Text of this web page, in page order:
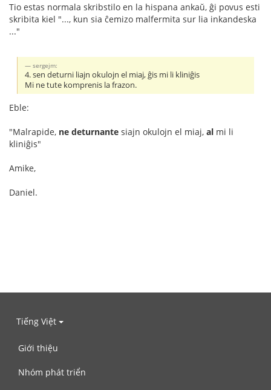
Tio estas normala skribstilo en la hispana ankaŭ, ĝi povus esti
skribita kiel "..., kun sia ĉemizo malfermita sur lia inkandeska
..."
sergejm:
4. sen deturni liajn okulojn el miaj, ĝis mi li kliniĝis
Mi ne tute komprenis la frazon.
Eble:
"Malrapide, ne deturnante siajn okulojn el miaj, al mi li
kliniĝis"
Amike,
Daniel.
Tiếng Việt
Giới thiệu
Nhóm phát triển